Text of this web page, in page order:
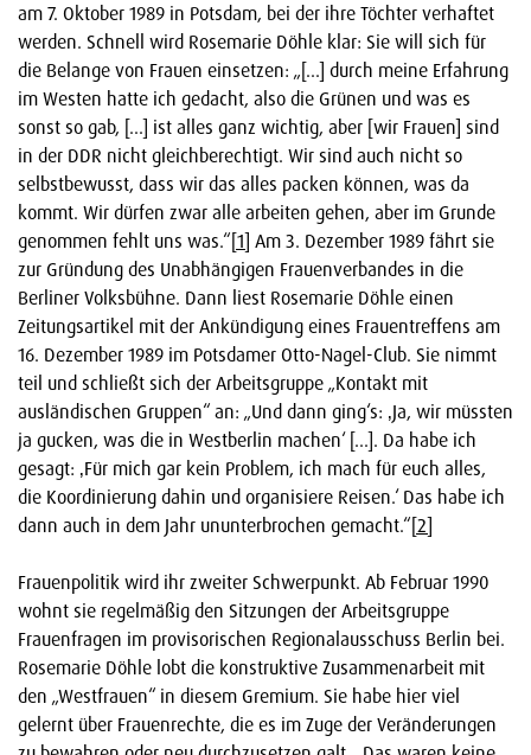
am 7. Oktober 1989 in Potsdam, bei der ihre Töchter verhaftet
werden. Schnell wird Rosemarie Döhle klar: Sie will sich für
die Belange von Frauen einsetzen: „[…] durch meine Erfahrung
im Westen hatte ich gedacht, also die Grünen und was es
sonst so gab, […] ist alles ganz wichtig, aber [wir Frauen] sind
in der DDR nicht gleichberechtigt. Wir sind auch nicht so
selbstbewusst, dass wir das alles packen können, was da
kommt. Wir dürfen zwar alle arbeiten gehen, aber im Grunde
genommen fehlt uns was.“[1] Am 3. Dezember 1989 fährt sie
zur Gründung des Unabhängigen Frauenverbandes in die
Berliner Volksbühne. Dann liest Rosemarie Döhle einen
Zeitungsartikel mit der Ankündigung eines Frauentreffens am
16. Dezember 1989 im Potsdamer Otto-Nagel-Club. Sie nimmt
teil und schließt sich der Arbeitsgruppe „Kontakt mit
ausländischen Gruppen“ an: „Und dann ging‘s: ‚Ja, wir müssten
ja gucken, was die in Westberlin machen‘ […]. Da habe ich
gesagt: ‚Für mich gar kein Problem, ich mach für euch alles,
die Koordinierung dahin und organisiere Reisen.‘ Das habe ich
dann auch in dem Jahr ununterbrochen gemacht.“[2]
Frauenpolitik wird ihr zweiter Schwerpunkt. Ab Februar 1990
wohnt sie regelmäßig den Sitzungen der Arbeitsgruppe
Frauenfragen im provisorischen Regionalausschuss Berlin bei.
Rosemarie Döhle lobt die konstruktive Zusammenarbeit mit
den „Westfrauen“ in diesem Gremium. Sie habe hier viel
gelernt über Frauenrechte, die es im Zuge der Veränderungen